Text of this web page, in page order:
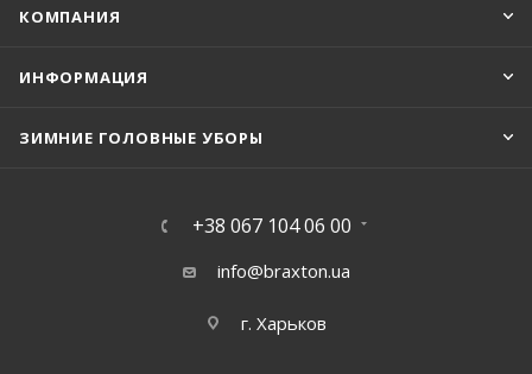
КОМПАНИЯ
ИНФОРМАЦИЯ
ЗИМНИЕ ГОЛОВНЫЕ УБОРЫ
+38 067 104 06 00
info@braxton.ua
г. Харьков